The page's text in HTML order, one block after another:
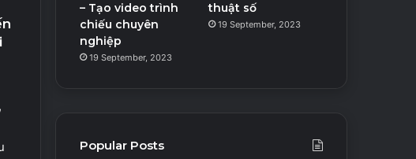
– Tạo video trình
chiếu chuyên
nghiệp
19 September, 2023
thuật số
19 September, 2023
Popular Posts